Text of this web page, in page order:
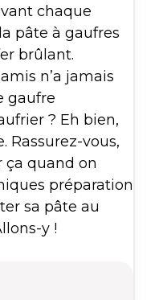
chaque
pâte à gaufres
brûlant.
n’a jamais
gaufre
? Eh bien,
Rassurez-vous,
ça quand on
préparation
sa pâte au
y !